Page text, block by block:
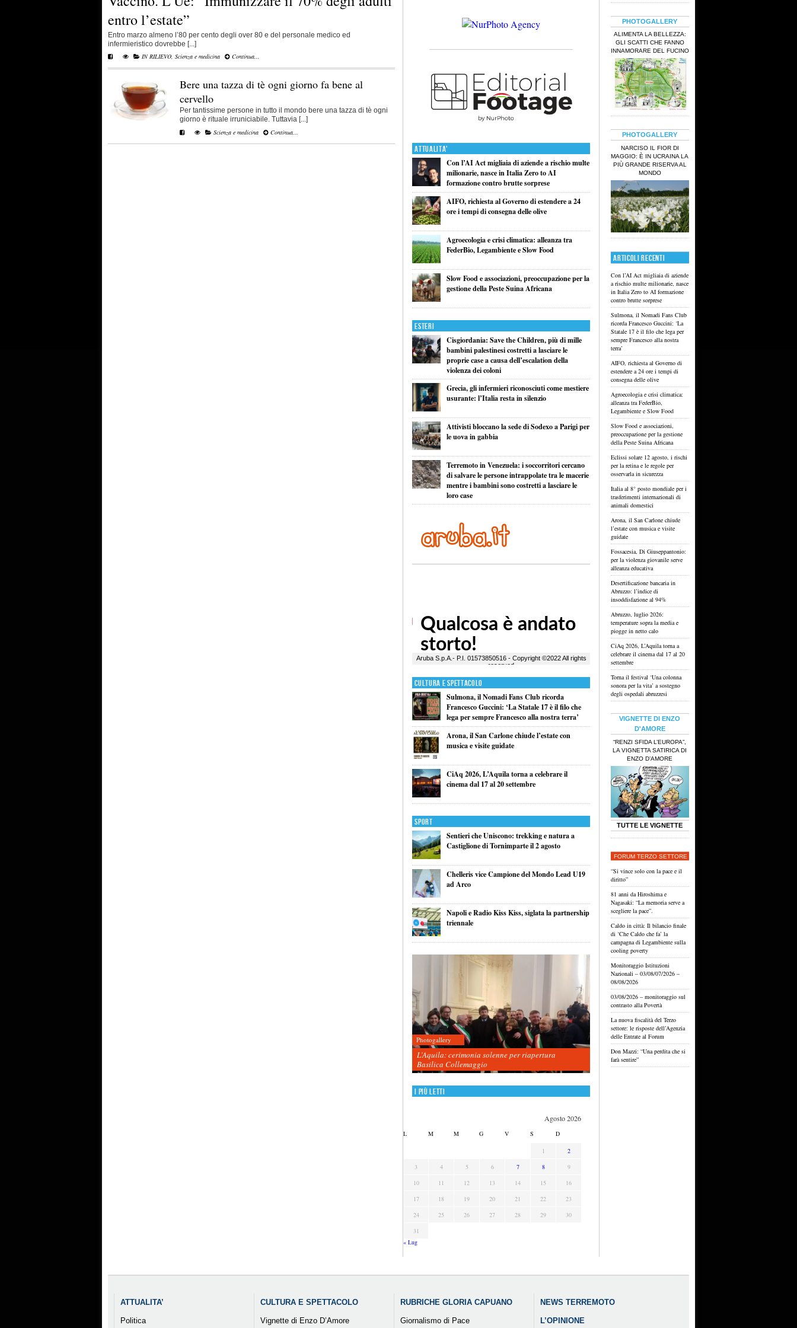
entro l’estate”
Entro marzo almeno l’80 per cento degli over 80 e del personale medico ed
infermieristico dovrebbe [...]
IN RILIEVO Scienza e medicina Continua...
Bere una tazza di tè ogni giorno fa bene al
cervello
Per tantissime persone in tutto il mondo bere una tazza di tè ogni
giorno è rituale irruniciabile. Tuttavia [...]
Scienza e medicina
Continua...
Attualita'
Con l’AI Act migliaia di aziende a rischio multe
milionarie, nasce in Italia Zero to AI
formazione contro brutte sorprese
AIFO, richiesta al Governo di estendere a 24
ore i tempi di consegna delle olive
Agroecologia e crisi climatica: alleanza tra
FederBio, Legambiente e Slow Food
Slow Food e associazioni, preoccupazione per la
gestione della Peste Suina Africana
Esteri
Cisgiordania: Save the Children, più di mille
bambini palestinesi costretti a lasciare le
proprie case a causa dell’escalation della
violenza dei coloni
Grecia, gli infermieri riconosciuti come mestiere
usurante: l’Italia resta in silenzio
Attivisti bloccano la sede di Sodexo a Parigi per
le uova in gabbia
Terremoto in Venezuela: i soccorritori cercano
di salvare le persone intrappolate tra le macerie
mentre i bambini sono costretti a lasciare le
loro case
Cultura e Spettacolo
Sulmona, il Nomadi Fans Club ricorda
Francesco Guccini: ‘La Statale 17 è il filo che
lega per sempre Francesco alla nostra terra’
Arona, il San Carlone chiude l’estate con
musica e visite guidate
CiAq 2026, L’Aquila torna a celebrare il
cinema dal 17 al 20 settembre
Sport
Sentieri che Uniscono: trekking e natura a
Castiglione di Tornimparte il 2 agosto
Chelleris vice Campione del Mondo Lead U19
ad Arco
Napoli e Radio Kiss Kiss, siglata la partnership
triennale
Photogallery
L’Aquila: cerimonia solenne per riapertura
Basilica Collemaggio
I più letti
Agosto 2026
L M M G V S D
1
2
3
4 5 6 7 8
9
10
11 12 13 14 15
16
17
18 19 20 21 22
23
24
25 26 27 28 29
30
31
« Lug
PHOTOGALLERY
ALIMENTA LA BELLEZZA:
GLI SCATTI CHE FANNO
INNAMORARE DEL FUCINO
PHOTOGALLERY
NARCISO IL FIOR DI
MAGGIO: È IN UCRAINA LA
PIÙ GRANDE RISERVA AL
MONDO
ARTICOLI RECENTI
Con l’AI Act migliaia di aziende
a rischio multe milionarie, nasce
in Italia Zero to AI formazione
contro brutte sorprese
Sulmona, il Nomadi Fans Club
ricorda Francesco Guccini: ‘La
Statale 17 è il filo che lega per
sempre Francesco alla nostra
terra’
AIFO, richiesta al Governo di
estendere a 24 ore i tempi di
consegna delle olive
Agroecologia e crisi climatica:
alleanza tra FederBio,
Legambiente e Slow Food
Slow Food e associazioni,
preoccupazione per la gestione
della Peste Suina Africana
Eclissi solare 12 agosto, i rischi
per la retina e le regole per
osservarla in sicurezza
Italia al 8° posto mondiale per i
trasferimenti internazionali di
animali domestici
Arona, il San Carlone chiude
l’estate con musica e visite
guidate
Fossacesia, Di Giuseppantonio:
per la violenza giovanile serve
alleanza educativa
Desertificazione bancaria in
Abruzzo: l’indice di
insoddisfazione al 94%
Abruzzo, luglio 2026:
temperature sopra la media e
piogge in netto calo
CiAq 2026, L’Aquila torna a
celebrare il cinema dal 17 al 20
settembre
Torna il festival ‘Una colonna
sonora per la vita’ a sostegno
degli ospedali abruzzesi
VIGNETTE DI ENZO
D'AMORE
“RENZI SFIDA L’EUROPA”,
LA VIGNETTA SATIRICA DI
ENZO D’AMORE
TUTTE LE VIGNETTE
FORUM TERZO SETTORE
“Si vince solo con la pace e il
diritto”
81 anni da Hiroshima e
Nagasaki: “La memoria serve a
scegliere la pace”.
Caldo in città: Il bilancio finale
di ‘Che Caldo che fa’ la
campagna di Legambiente sulla
cooling poverty
Monitoraggio Istituzioni
Nazionali – 03/08/07/2026 –
08/08/2026
03/08/2026 – monitoraggio sul
contrasto alla Povertà
La nuova fiscalità del Terzo
settore: le risposte dell’Agenzia
delle Entrate al Forum
Don Mazzi: “Una perdita che si
farà sentire”
ATTUALITA’
Politica
CULTURA E SPETTACOLO
Vignette di Enzo D’Amore
RUBRICHE GLORIA CAPUANO
Giornalismo di Pace
NEWS TERREMOTO
L’OPINIONE